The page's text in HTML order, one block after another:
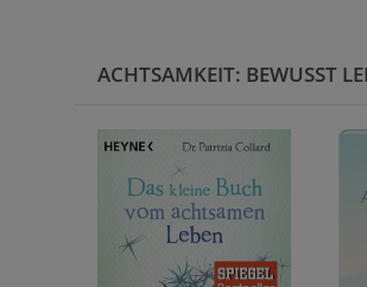
ACHTSAMKEIT: BEWUSST